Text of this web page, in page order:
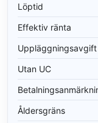
Löptid
Effektiv ränta
Uppläggningsavgift
Utan UC
Åldersgräns